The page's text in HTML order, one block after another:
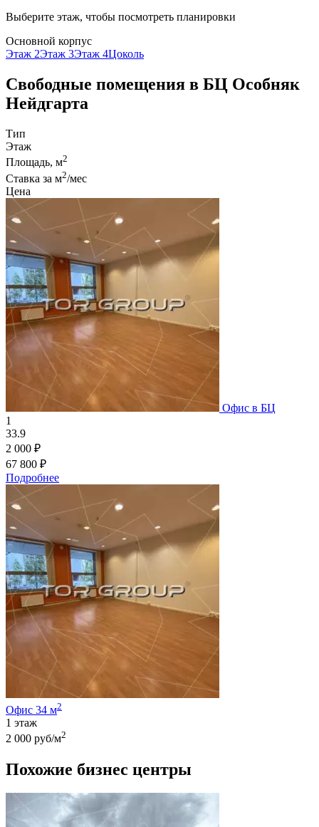
Выберите этаж, чтобы посмотреть планировки
Основной корпус
Этаж 2Этаж 3Этаж 4Цоколь
Свободные помещения в БЦ Особняк
Нейдгарта
Тип
Этаж
Площадь, м2
Ставка за м2/мес
Цена
Офис в БЦ
1
33.9
2 000 ₽
67 800 ₽
Подробнее
Офис 34 м2
1 этаж
2 000 руб/м2
Похожие бизнес центры